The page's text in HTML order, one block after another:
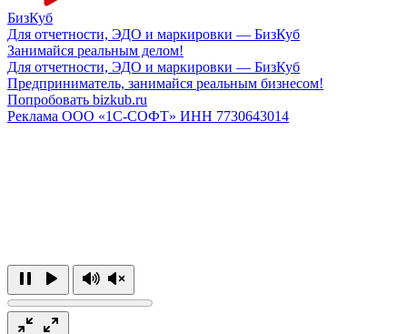
БизКуб
Для отчетности, ЭДО и маркировки — БизКуб
Занимайся реальным делом!
Для отчетности, ЭДО и маркировки — БизКуб
Предприниматель, занимайся реальным бизнесом!
Попробовать bizkub.ru
Реклама ООО «1С-СОФТ» ИНН 7730643014